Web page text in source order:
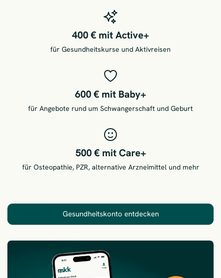
400 € mit Active+
für Gesundheitskurse und Aktivreisen
600 € mit Baby+
für Angebote rund um Schwangerschaft und Geburt
500 € mit Care+
für Osteopathie, PZR, alternative Arzneimittel und mehr
Gesundheitskonto entdecken